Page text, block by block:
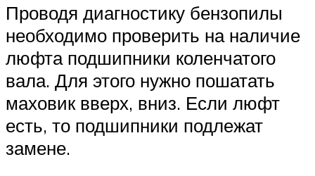
Проводя диагностику бензопилы
необходимо проверить на наличие
люфта подшипники коленчатого
вала. Для этого нужно пошатать
маховик вверх, вниз. Если люфт
есть, то подшипники подлежат
замене.